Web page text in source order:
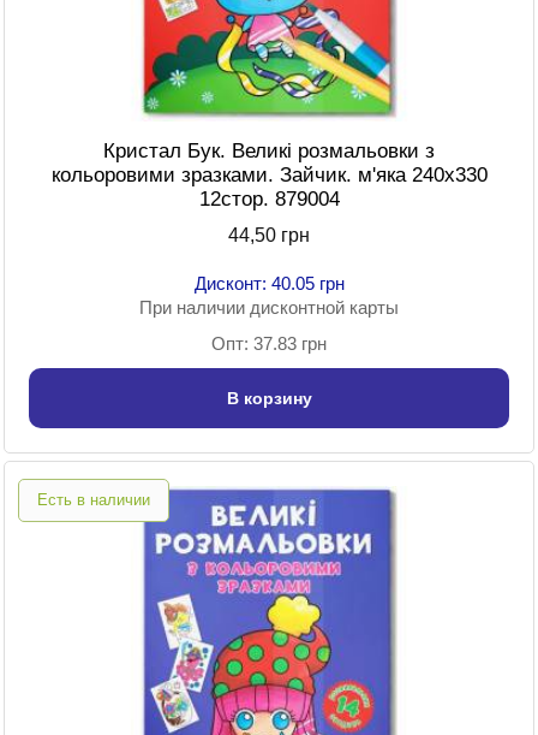
Кристал Бук. Великі розмальовки з
кольоровими зразками. Зайчик. м'яка 240х330
12стор. 879004
44,50 грн
Дисконт: 40.05 грн
При наличии дисконтной карты
Опт: 37.83 грн
В корзину
Есть в наличии